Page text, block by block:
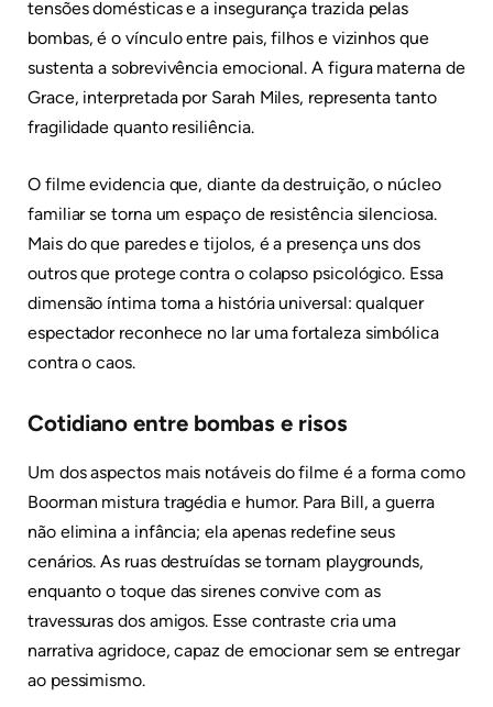
tensões domésticas e a insegurança trazida pelas
bombas, é o vínculo entre pais, filhos e vizinhos que
sustenta a sobrevivência emocional. A figura materna de
Grace, interpretada por Sarah Miles, representa tanto
fragilidade quanto resiliência.
O filme evidencia que, diante da destruição, o núcleo
familiar se torna um espaço de resistência silenciosa.
Mais do que paredes e tijolos, é a presença uns dos
outros que protege contra o colapso psicológico. Essa
dimensão íntima torna a história universal: qualquer
espectador reconhece no lar uma fortaleza simbólica
contra o caos.
Cotidiano entre bombas e risos
Um dos aspectos mais notáveis do filme é a forma como
Boorman mistura tragédia e humor. Para Bill, a guerra
não elimina a infância; ela apenas redefine seus
cenários. As ruas destruídas se tornam playgrounds,
enquanto o toque das sirenes convive com as
travessuras dos amigos. Esse contraste cria uma
narrativa agridoce, capaz de emocionar sem se entregar
ao pessimismo.